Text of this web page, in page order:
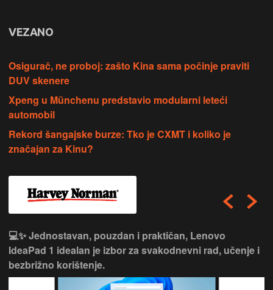
VEZANO
Osigurač, ne proboj: zašto Kina sama počinje praviti
DUV skenere
Xpeng u Münchenu predstavio modularni leteći
automobil
Rekord šangajske burze: Tko je CXMT i koliko je
značajan za Kinu?
💻✨ Jednostavan, pouzdan i praktičan, Lenovo
IdeaPad 1 idealan je izbor za svakodnevni rad, učenje i
bezbrižno korištenje.